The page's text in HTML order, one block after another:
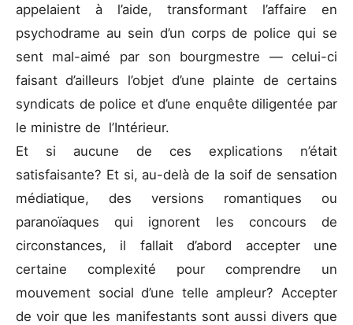
appelaient à l’aide, transformant l’affaire en
psychodrame au sein d’un corps de police qui se
sent mal-aimé par son bourgmestre — celui-ci
faisant d’ailleurs l’objet d’une plainte de certains
syndicats de police et d’une enquête diligentée par
le ministre de l’Intérieur.
Et si aucune de ces explications n’était
satisfaisante? Et si, au-delà de la soif de sensation
médiatique, des versions romantiques ou
paranoïaques qui ignorent les concours de
circonstances, il fallait d’abord accepter une
certaine complexité pour comprendre un
mouvement social d’une telle ampleur? Accepter
de voir que les manifestants sont aussi divers que